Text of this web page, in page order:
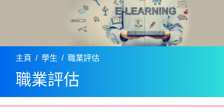
主頁 學生 職業評估
職業評估